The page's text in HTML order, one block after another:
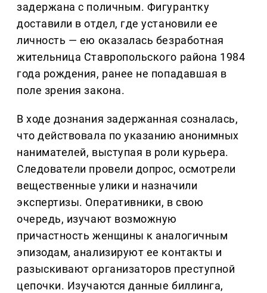
задержана с поличным. Фигурантку
доставили в отдел, где установили ее
личность — ею оказалась безработная
жительница Ставропольского района 1984
года рождения, ранее не попадавшая в
поле зрения закона.
В ходе дознания задержанная созналась,
что действовала по указанию анонимных
нанимателей, выступая в роли курьера.
Следователи провели допрос, осмотрели
вещественные улики и назначили
экспертизы. Оперативники, в свою
очередь, изучают возможную
причастность женщины к аналогичным
эпизодам, анализируют ее контакты и
разыскивают организаторов преступной
цепочки. Изучаются данные биллинга,